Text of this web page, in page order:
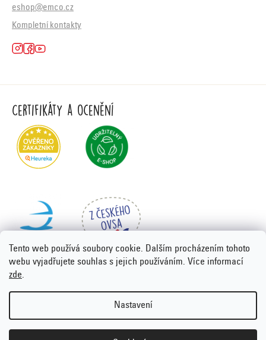
Tento web používá soubory cookie. Dalším procházením tohoto
webu vyjadřujete souhlas s jejich používáním. Více informací
zde.
Nastavení
eshop@emco.cz
Kompletní kontakty
Certifikáty a ocenění
Vytvořil Shoptet Premium
nastavení cookies